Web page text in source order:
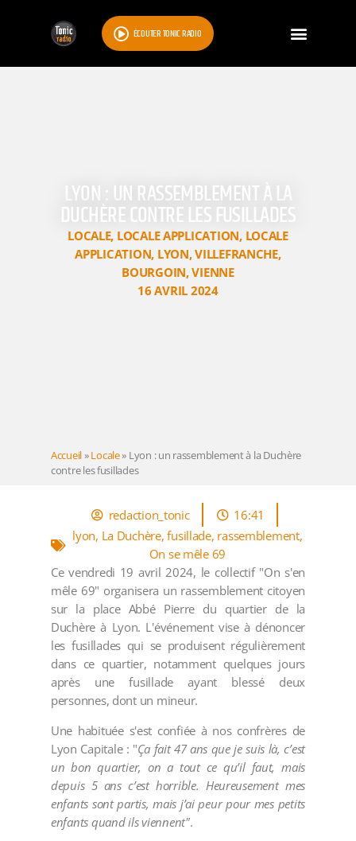
ÉCOUTER TONIC RADIO
LYON : UN RASSEMBLEMENT À LA
DUCHÈRE CONTRE LES FUSILLADES
LOCALE, LOCALE APPLICATION, LOCALE
APPLICATION, LYON,VILLEFRANCHE,
BOURGOIN,VIENNE
16 AVRIL 2024
Accueil»Locale» Lyon : un rassemblement à la Duchère
contre les fusillades
redaction_tonic
16:41
lyon, La Duchère,fusillade, rassemblement,
On se mêle 69
Ce vendredi 19 avril 2024, le collectif "On s'en
mêle 69" organisera un rassemblement citoyen
sur la place Abbé Pierre du quartier de la
Duchère à Lyon. L'événement vise à dénoncer
les fusillades qui se produisent régulièrement
dans ce quartier, notamment quelques jours
après une fusillade ayant blessé deux
personnes, dont un mineur.
Une habituée s'est confiée à nos confrères de
Lyon Capitale : "Ça fait 47 ans que je suis là, c’est
un bon quartier, on a tout ce qu’il faut, mais
depuis 5 ans c’est horrible. Heureusement mes
enfants sont partis, mais j’ai peur pour mes petits
enfants quand ils viennent".